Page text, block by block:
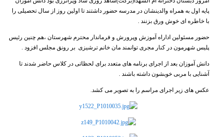
پایه اول به همراه والدینشان در مدرسه حضور داشتند تا اولین روز از سال تحصیلی را
با خاطره ای خوش ورق بزنند .
حضور مسئولین اداراه آموزش وپرورش و فرماندار محترم شهرستان ،هم چنین رئیس
پلیس شهرمون در کنار مجری توانمند مان خانم ترشیزی بر رونق مجلس افزود .
دانش آموزان بعد از اجرای برنامه های متعدد برای لحظاتی در کلاس حاضر شدند تا
آشنایی با مربی خوبشون داشته باشند .
عکس های زیر اجرای مراسم را به تصویر می کشد.